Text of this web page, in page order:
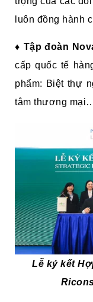
luôn đồng hành
♦ Tập đoàn
cấp quốc tế
phẩm: Biệt thự
tâm thương
Lễ ký kết